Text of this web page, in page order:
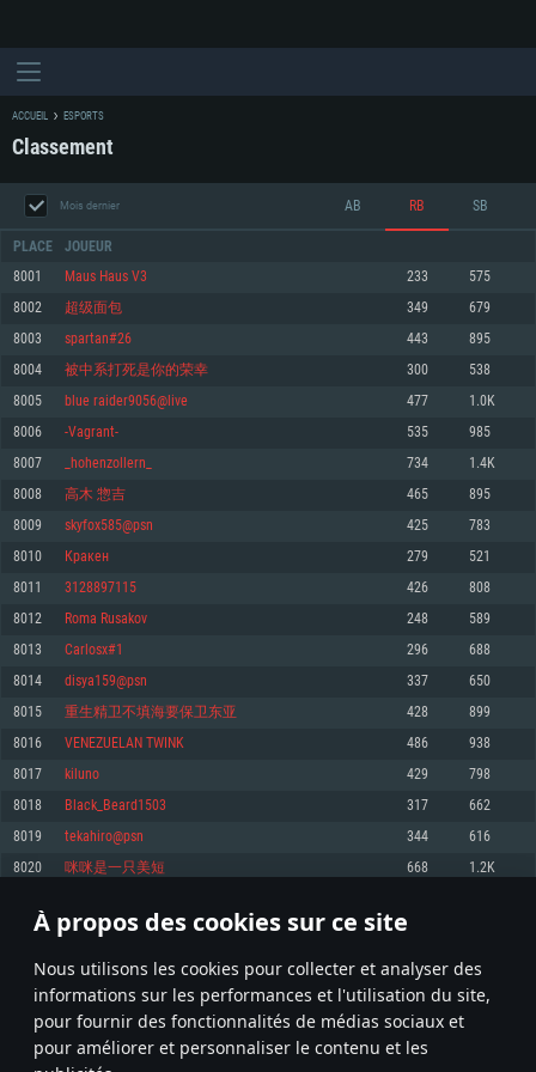
À propos des cookies sur ce site
Nous utilisons les cookies pour collecter et analyser des
informations sur les performances et l'utilisation du site,
pour fournir des fonctionnalités de médias sociaux et
pour améliorer et personnaliser le contenu et les
CONFIGURATION SYSTÈME REQUISE
Minimum
OS: Windows 10 (64 bit)
Processeur: Dual-Core 2.2 GHz
Mémoire: 4 GB
Carte graphique supportant DirectX 11: AMD Radeon 77XX / NVIDIA
GeForce GTX 660. La résolution minimale supportée par le jeu est de 720p
Connection: Connexion Internet à haut débit
Disque dur: 23.1 Go (client minimal)
Recommandée
1060 et plus, Radeon RX 570 et plus.
Disque dur: 75.9 Go (client complet)
Minimum
OS: Mac OS Big Sur 11.0 ou plus récent
Processeur: Core i5, minimum 2.2GHz (Les processeurs Intel Xeon ne sont
pas supportés)
Mémoire: 6 GB
Carte graphique: Intel Iris Pro 5200 (Mac), ou analogue AMD/Nvidia. La
résolution minimale supportée par le jeu est de 720p.
Connection: Connexion Internet à haut débit
Disque dur: 62,2 Go (client minimal)
Recommandée
OS: Mac OS Big Sur 11.0 ou plus récent
Processeur: Core i7 (Les processeurs Intel Xeon ne sont pas supportés)
Mémoire: 8 GB
Carte graphique: Radeon Vega II ou plus avec support de Metal
Disque dur: 62,2 Go (client complet)
Minimum
OS: Les configurations Linux 64 bits les plus modernes
Processeur: Dual-Core 2.4 GHz
Mémoire: 4 GB
Carte graphique: NVIDIA 660 avec les derniers drivers (moins de 6 mois) /
de même pour AMD (La résolution minimale supportée par le jeu est de
720p)
Connection: Connexion Internet à haut débit
Disque dur: 62,2 Go (client minimal)
Recommandée
OS: Ubuntu 20.04 64bit
Processeur: Intel Core i7
Mémoire: 8 GB
Carte graphique: NVIDIA 1060 avec les derniers drivers (moins de 6 mois) /
6 mois et supportant Vulkan
Connection: Connexion Internet à haut débit
Disque dur: 60,2 Go (client complet)
ACCUEIL ESPORTS
Classement
Mois dernier AB RB SB
PLACE JOUEUR
8001 Maus Haus V3 233 575
8002 超级面包 349 679
8003 spartan#26 443 895
8004 被中系打死是你的荣幸 300 538
8005 blue raider9056@live 477 1.0K
8006 -Vagrant- 535 985
8007 _hohenzollern_ 734 1.4K
8008 高木 惣吉 465 895
8009 skyfox585@psn 425 783
8010 Крaкен 279 521
8011 3128897115 426 808
8012 Roma Rusakov 248 589
8013 Carlosx#1 296 688
8014 disya159@psn 337 650
8015 重生精卫不填海要保卫东亚 428 899
8016 VENEZUELAN TWINK 486 938
8017 kiluno 429 798
8018 Black_Beard1503 317 662
8019 tekahiro@psn 344 616
8020 咪咪是一只美短 668 1.2K
* Classement mis à jour quotidiennement
400 401 402 501